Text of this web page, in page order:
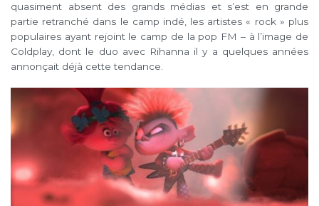
quasiment absent des grands médias et s’est en grande
partie retranché dans le camp indé, les artistes « rock » plus
populaires ayant rejoint le camp de la pop FM – à l’image de
Coldplay, dont le duo avec Rihanna il y a quelques années
annonçait déjà cette tendance.